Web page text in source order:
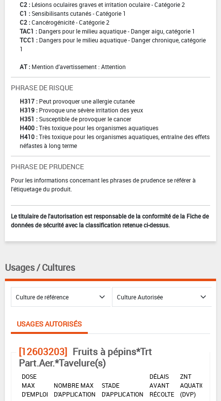
C2 : Lésions oculaires graves et irritation oculaire - Catégorie 2
C1 :Sensibilisants cutanés - Catégorie 1
C2 :Cancérogénicité - Catégorie 2
TAC1 : Dangers pour le milieu aquatique - Danger aigu, catégorie 1
TCC1 : Dangers pour le milieu aquatique - Danger chronique, catégorie
1
AT : Mention d'avertissement : Attention
PHRASE DE RISQUE
H317 : Peut provoquer une allergie cutanée
H319 : Provoque une sévère irritation des yeux
H351 :Susceptible de provoquer le cancer
H400 :Très toxique pour les organismes aquatiques
H410 :Très toxique pour les organismes aquatiques, entraîne des effets
néfastes à long terme
PHRASE DE PRUDENCE
Pour les informations concernant les phrases de prudence se référer à
l'étiquetage du produit.
Le titulaire de l'autorisation est responsable de la conformité de la Fiche de
données de sécurité avec la classification retenue ci-dessus.
Usages / Cultures
USAGES AUTORISÉS
[12603203] Fruits à pépins*Trt
Part.Aer.*Tavelure(s)
DOSE
MAX
D'EMPLOI
NOMBRE MAX
D'APPLICATION
STADE
D'APPLICATION
DÉLAIS
AVANT
RÉCOLTE
ZNT
AQUATIQUE
(DVP)